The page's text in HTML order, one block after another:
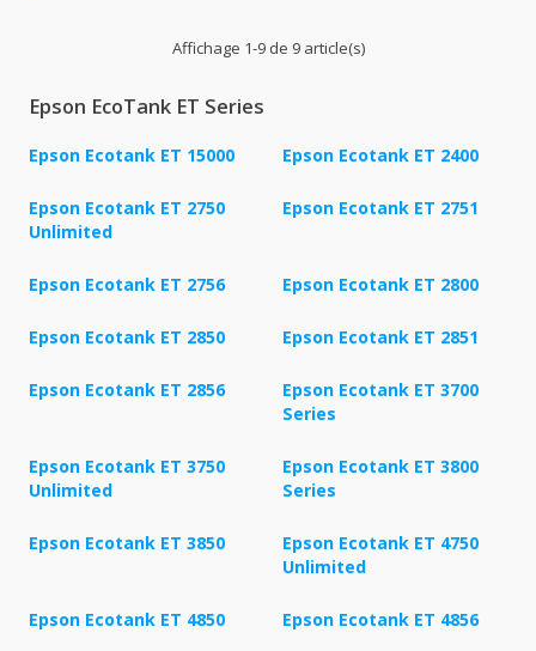
Affichage 1-9 de 9 article(s)
Epson EcoTank ET Series
Epson Ecotank ET 15000 Epson Ecotank ET 2400
Epson Ecotank ET 2750
Unlimited
Epson Ecotank ET 2751
Epson Ecotank ET 2756 Epson Ecotank ET 2800
Epson Ecotank ET 2850 Epson Ecotank ET 2851
Epson Ecotank ET 2856
Epson Ecotank ET 3700
Series
Epson Ecotank ET 3750
Unlimited
Epson Ecotank ET 3800
Series
Epson Ecotank ET 3850
Epson Ecotank ET 4750
Unlimited
Epson Ecotank ET 4850 Epson Ecotank ET 4856